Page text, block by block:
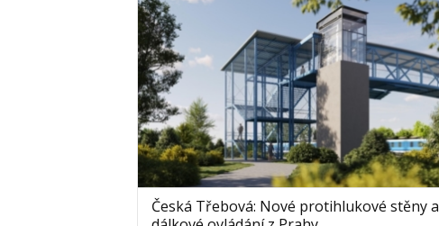
Česká Třebová: Nové protihlukové stěny a